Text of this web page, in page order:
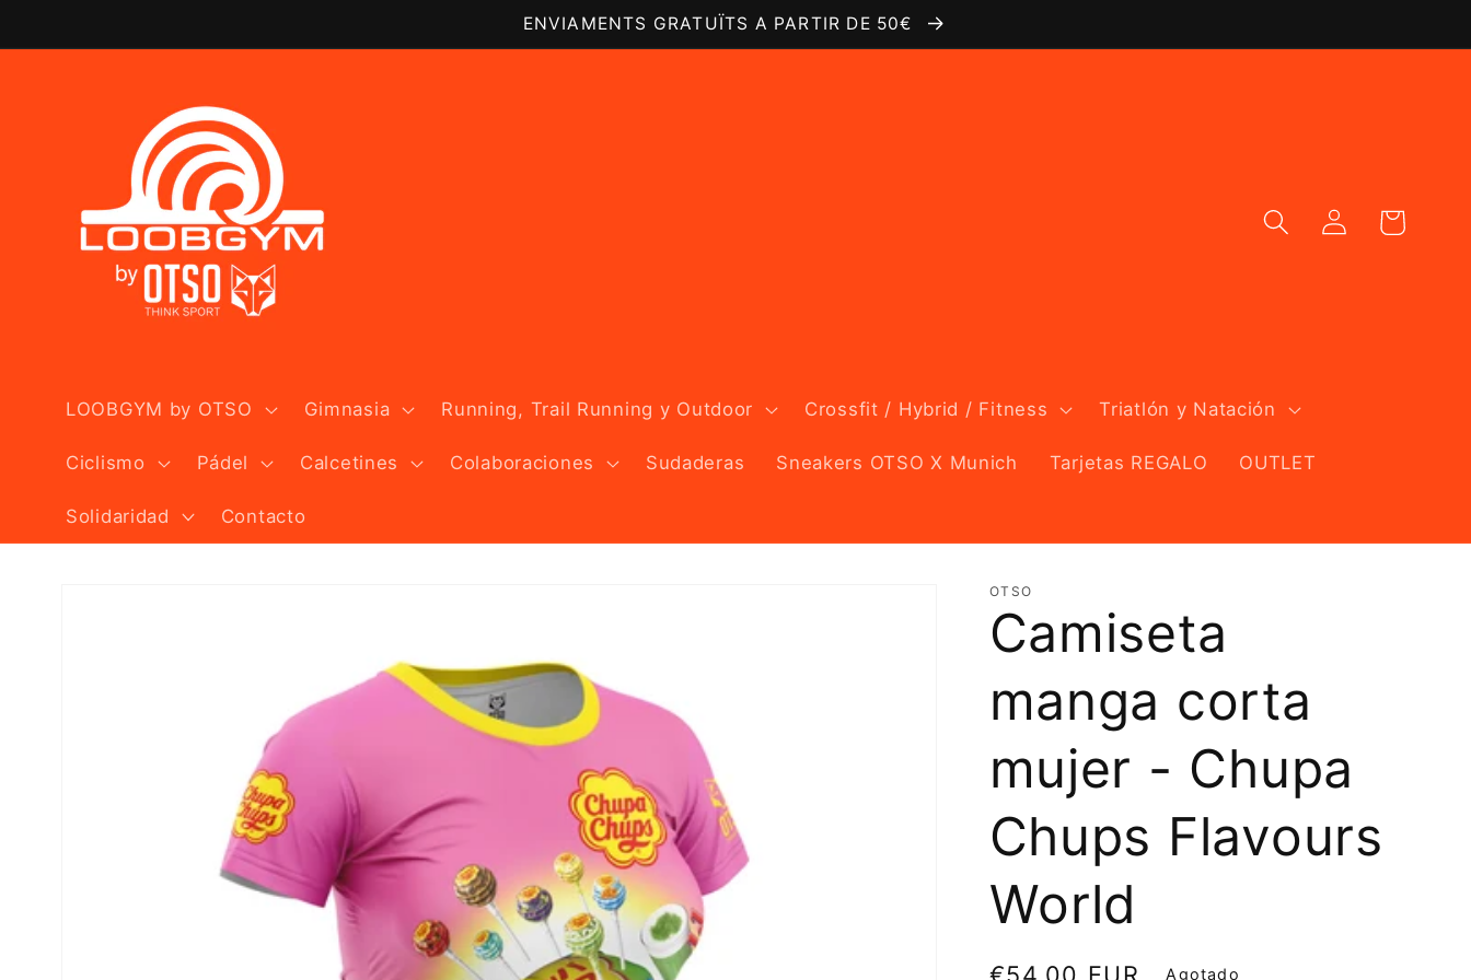
al contenido
ENVIAMENTS GRATUÏTS A PARTIR DE 50€
LOOBGYM by OTSO Gimnasia Running, Trail Running y Outdoor Crossfit / Hybrid / Fitness Triatlón y Natación
Ciclismo Pádel Calcetines Colaboraciones Sudaderas Sneakers OTSO X Munich Tarjetas REGALO OUTLET
Solidaridad Contacto
Iniciar
sesión
Carrito
OTSO
Camiseta
manga corta
mujer - Chupa
Chups Flavours
World
Precio
€54,00 EUR
Agotado